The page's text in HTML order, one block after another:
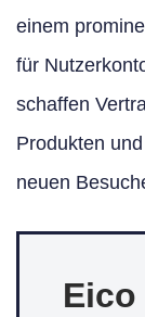
einem
für
schaffen
Produkten
neuen